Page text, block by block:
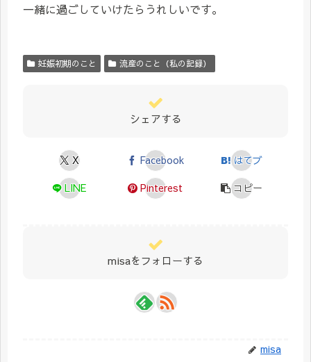
一緒に過ごしていけたらうれしいです。
妊娠初期のこと 流産のこと（私の記録）
シェアする
X Facebook
はてブ
LINE
Pinterest コピー
misaをフォローする
misa